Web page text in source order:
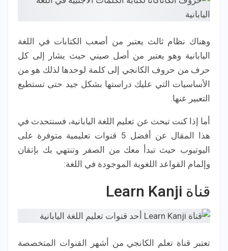
وهناك نظام ثالث يعتبر من أصعب الكتابات في اللغة
اليابانية وهو يعتبر من أصل صيني حيث يشار إلى كل
حرف من حروف الكانجي إلى كلمة لوحدها لذلك هو من
الأساسيات التي عليك دراستها بشكل جيد حتى تستطيع
التعبير عنها.
أما إذا كنت تبحث عن تعليم اللغة اليابانية، فسنتحدث في
هذا المقال عن أفضل 5 قنوات تعليمية متوفرة على
اليوتيوب حيث تبدأ معك من الصفر وتنتهي بك بإتقان
وإلمام القواعد اللغوية الموجودة في اللغة:
قناة Learn Kanji
تعتبر قناة تعلم الكانجي من أشهر القنوات المتخصصة